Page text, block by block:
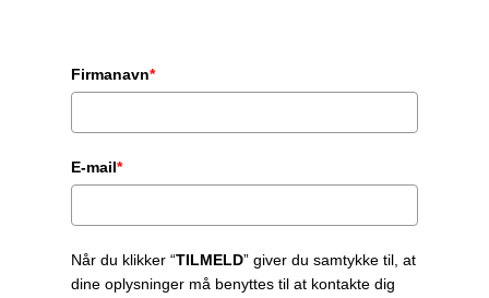
Firmanavn*
E-mail*
Når du klikker “TILMELD” giver du samtykke til, at
dine oplysninger må benyttes til at kontakte dig